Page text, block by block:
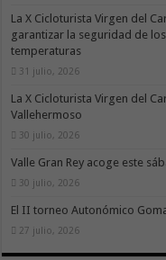
La X Cicloturista Virgen del
garantizar la seguridad de
temperaturas
31 julio, 2026
La X Cicloturista Virgen del
Vallehermoso
30 julio, 2026
Valle Gran Rey acoge este
30 julio, 2026
El II torneo Autonómico
27 julio, 2026